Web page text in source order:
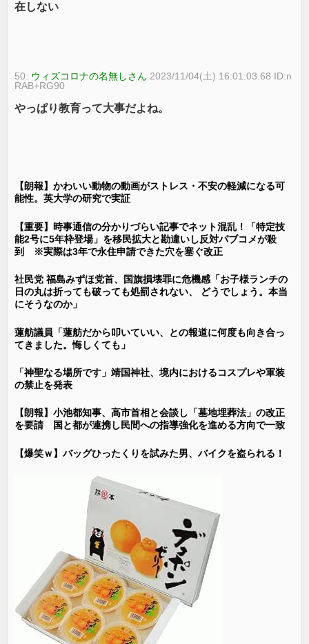
在しない
50: ウィズコロナの名無しさん 2023/11/04(土) 16:01:03.68 ID:n
RAB+RG90
やっぱり教育って大事だよね。
【朗報】かわいい動物の動画がストレス・不安の軽減になる可
能性。英大学の研究で実証
【重要】時事通信の分かりづらい記事でネット混乱！「特定技
能2号に5年枠登場」を移民拡大と勘違いし反対パブコメが殺
到 ※実際は3年で永住申請できた穴を塞ぐ改正
社民党 福島みずほ党首、国旗損壊罪に危機感「お子様ランチの
日の丸は折っても破っても処罰されない、 どうでしょう。本当
にそうなのか」
蓮舫議員「蓮舫だから叩いていい、との報道に何度も向き合っ
てきました。悔しくても」
「神聖なる場所です」靖国神社、境内におけるコスプレや軍装
の禁止を発表
【朗報】小池都知事、高市首相と会談し「墓地埋葬法」の改正
を要請 国と都が連携し民間への指導強化を進める方向で一致
【爆笑ｗ】バッグひったくりを試みた男、バイクを盗られる！